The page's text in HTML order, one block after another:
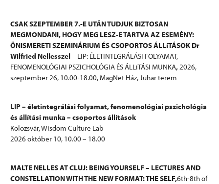
CSAK SZEPTEMBER 7.-E UTÁN TUDJUK BIZTOSAN
MEGMONDANI, HOGY MEG LESZ-E TARTVA AZ ESEMÉNY:
ÖNISMERETI SZEMINÁRIUM ÉS CSOPORTOS ÁLLíTÁSOK Dr
Wilfried Nellesszel– LIP: ÉLETINTEGRÁLÁSI FOLYAMAT,
FENOMENOLÓGIAI PSZICHOLÓGIA ÉS ÁLLíTÁSI MUNKA,2026,
szeptember 26, 10.00-18.00, MagNet Ház, Juhar terem
LIP – életintegrálási folyamat, fenomenológiai pszichológia
és állítási munka – csoportos állítások
Kolozsvár, Wisdom Culture Lab
2026 október 10, 10.00 – 18.00
MALTE NELLES AT CLUJ: BEING YOURSELF – LECTURES AND
CONSTELLATION WITH THE NEW FORMAT: THE SELF,6th-8th of